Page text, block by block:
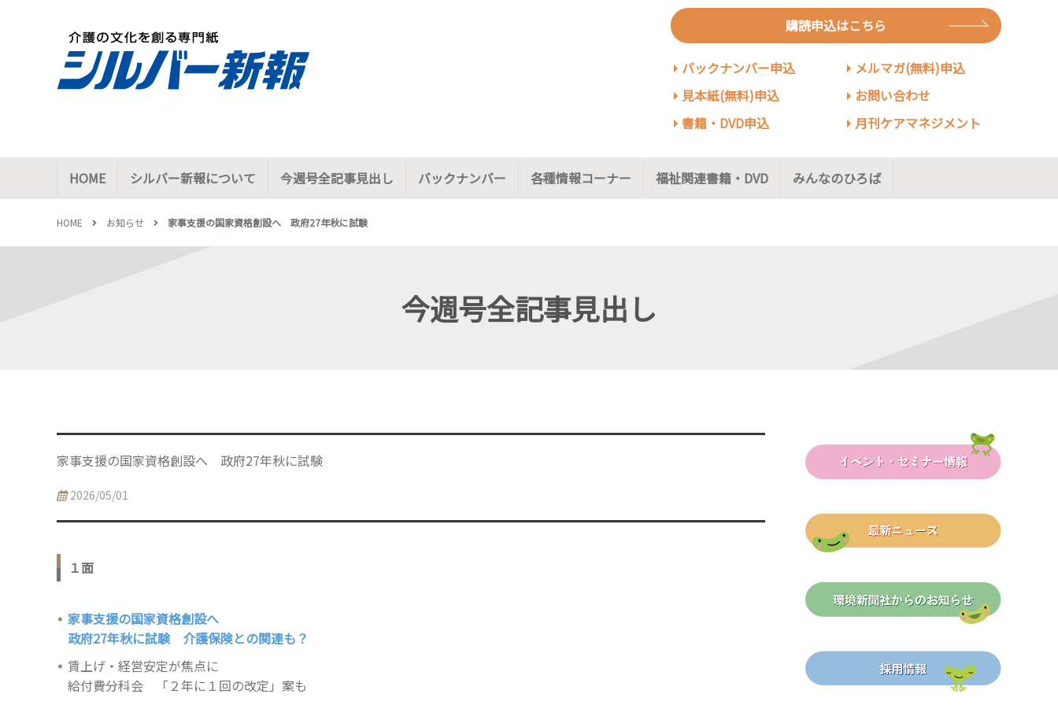
購読申込はこちら
バックナンバー申込
見本紙(無料)申込
書籍・DVD申込
メルマガ(無料)申込
お問い合わせ
月刊ケアマネジメント
HOME シルバー新報について 今週号全記事見出し バックナンバー 各種情報コーナー 福祉関連書籍・DVD みんなのひろば
HOME お知らせ 家事支援の国家資格創設へ 政府27年秋に試験
今週号全記事見出し
家事支援の国家資格創設へ 政府27年秋に試験
2026/05/01
１面
家事支援の国家資格創設へ
政府27年秋に試験 介護保険との関連も？
賃上げ・経営安定が焦点に
給付費分科会 「２年に１回の改定」案も